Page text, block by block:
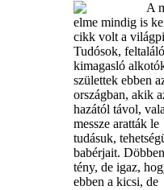
A
elme mindig is
cikk volt a
Tudósok,
kimagasló
születtek ebben
országban, akik
hazától távol,
messze aratták le
tudásuk,
babérjait.
tény, de igaz,
ebben a kicsi, de